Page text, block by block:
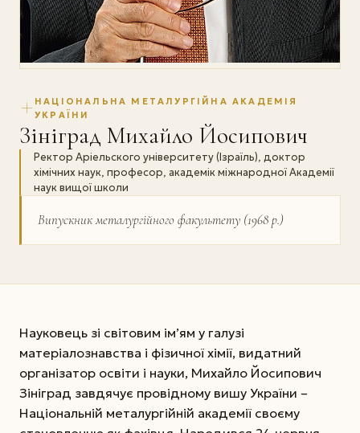
НАЦІОНАЛЬНА МЕТАЛУРГІЙНА АКАДЕМІЯ
УКРАЇНИ
Зініград Михайло Йосипович
Ректор Аріельского університету (Ізраїль), доктор
хімічних наук, професор, академік міжнародної Академії
наук вищої школи
Випускник металургійного факультету (1968 р.)
Науковець зі світовим ім’ям у галузі
матеріалознавства і фізичної хімії, видатний
організатор освіти і науки, Михайло Йосипович
Зініград завдячує провідному вишу України –
Національній металургійній академії своєму